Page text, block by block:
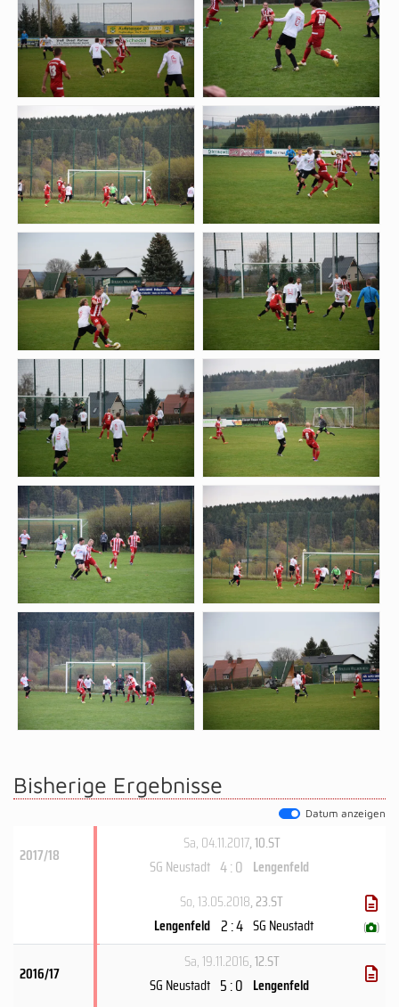
Bisherige Ergebnisse
Datum anzeigen
2017/18
Sa, 04.11.2017, 10.ST
SG Neustadt 4 : 0 Lengenfeld
So, 13.05.2018, 23.ST
Lengenfeld 2 : 4 SG Neustadt ( )
2016/17
Sa, 19.11.2016, 12.ST
SG Neustadt 5 : 0 Lengenfeld